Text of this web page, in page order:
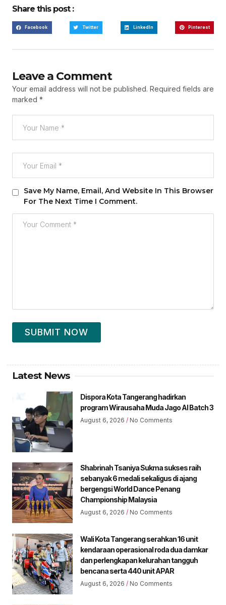
Share this post :
Facebook Twitter LinkedIn Pinterest
Leave a Comment
Your email address will not be published. Required fields are
marked *
Save My Name, Email, And Website In This Browser
For The Next Time I Comment.
SUBMIT NOW
Latest News
Dispora Kota Tangerang hadirkan
program Wirausaha Muda Jago AI Batch 3
August 6, 2026 No Comments
Shabrinah Tsaniya Sukma sukses raih
sebanyak 6 medali sekaligus di ajang
bergengsi World Dance Penang
Championship Malaysia
August 6, 2026 No Comments
Wali Kota Tangerang serahkan 16 unit
kendaraan operasional roda dua damkar
dan perlengkapan kelurahan tangguh
bencana serta 440 unit APAR
August 6, 2026 No Comments